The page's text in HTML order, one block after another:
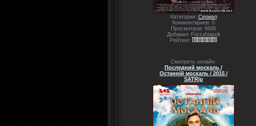
Категория: Сериал
Комментариев: 0
Просмотров: 9585
Добавил: ForzaNapoli
Рейтинг:
Смотреть онлайн:
Последний москаль /
Останній москаль / 2015 /
SATRip